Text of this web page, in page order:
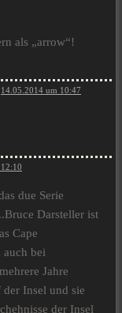
als „arrow“!
14.05.2014 um 10:47
due Serie
Darsteller ist
Cape
auch bei
Jahre
Insel und sie
der Insel